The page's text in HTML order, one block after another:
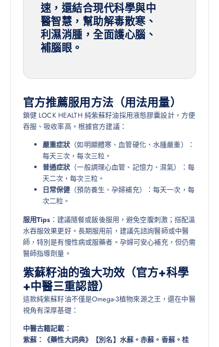
速，還結合現代科學與中
醫智慧，幫助解毒散寒、
利濕消腫，全面護心腦、
補腦眼。
官方推薦服用方法（用法用量）
鎖健 LOCK HEALTH 純紫蘇籽油採用液態膠囊設計，方便
吞服、吸收率高。根據官方建議：
嚴重症狀（如明顯體寒、血管硬化、水腫嚴重）：
每天三次，每次三粒。
普通症狀（一般調理心血管、記憶力、濕氣）：每
天二次，每次三粒。
日常保健（預防養生、孕婦補充）：每天一次，每
次二粒。
服用Tips ：建議隨餐或飯後服用，避免空腹刺激；搭配溫
水吞服效果更好。長期服用前，建議先諮詢醫師或中醫
師，特別是有慢性病或服藥者。孕婦可安心補充，但仍需
醫師指導劑量。
紫蘇籽油的強大功效（官方+科學
+中醫三重認證）
這款純紫蘇籽油不僅是Omega-3植物來源之王，還在中醫
視角有深厚基礎：
中醫古籍記載 ：
紫蘇：《藥性大詞典》【別名】水蘇。赤蘇。香蘇。桂